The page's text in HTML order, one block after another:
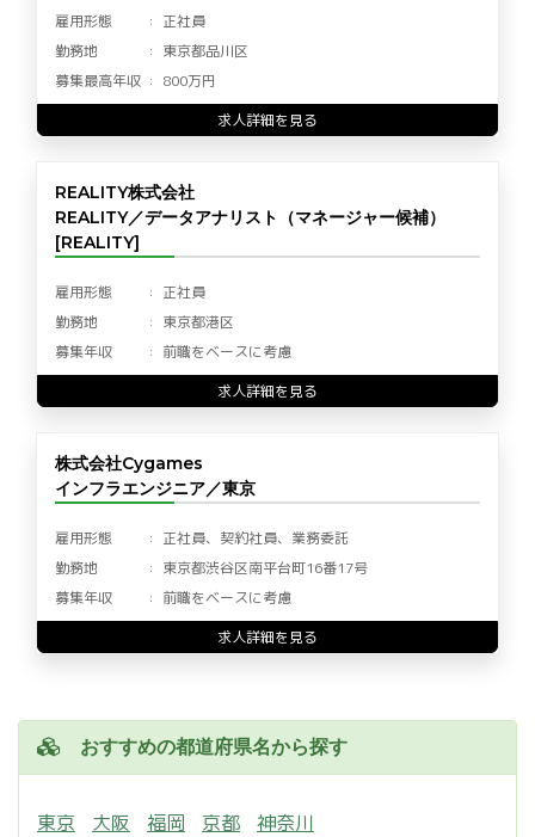
雇用形態
正社員
勤務地
東京都品川区
募集最高年収
800万円
求人詳細を見る
REALITY株式会社
REALITY／データアナリスト（マネージャー候補）
[REALITY]
雇用形態
正社員
勤務地
東京都港区
募集年収
前職をベースに考慮
求人詳細を見る
株式会社Cygames
インフラエンジニア／東京
雇用形態
正社員、契約社員、業務委託
勤務地
東京都渋谷区南平台町16番17号
募集年収
前職をベースに考慮
求人詳細を見る
おすすめの都道府県名から探す
東京 大阪 福岡 京都 神奈川